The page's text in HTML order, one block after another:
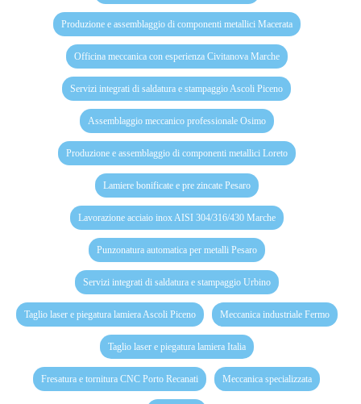
Produzione e assemblaggio di componenti metallici Macerata
Officina meccanica con esperienza Civitanova Marche
Servizi integrati di saldatura e stampaggio Ascoli Piceno
Assemblaggio meccanico professionale Osimo
Produzione e assemblaggio di componenti metallici Loreto
Lamiere bonificate e pre zincate Pesaro
Lavorazione acciaio inox AISI 304/316/430 Marche
Punzonatura automatica per metalli Pesaro
Servizi integrati di saldatura e stampaggio Urbino
Taglio laser e piegatura lamiera Ascoli Piceno Meccanica industriale Fermo
Taglio laser e piegatura lamiera Italia
Fresatura e tornitura CNC Porto Recanati Meccanica specializzata